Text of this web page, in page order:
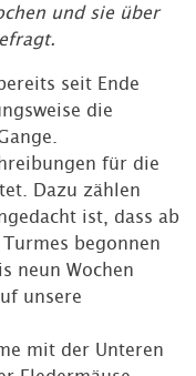
und sie über
seit Ende
die
für die
Dazu zählen
ist, dass ab
begonnen
neun Wochen
unsere
mit der Unteren